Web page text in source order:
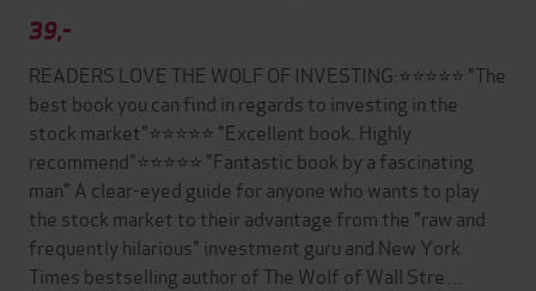
39,-
READERS LOVE THE WOLF OF INVESTING:⭐⭐⭐⭐⭐ "The
best book you can find in regards to investing in the
stock market"⭐⭐⭐⭐⭐ "Excellent book. Highly
recommend"⭐⭐⭐⭐⭐ "Fantastic book by a fascinating
man" A clear-eyed guide for anyone who wants to play
the stock market to their advantage from the "raw and
frequently hilarious" investment guru and New York
Times bestselling author of The Wolf of Wall Stre…